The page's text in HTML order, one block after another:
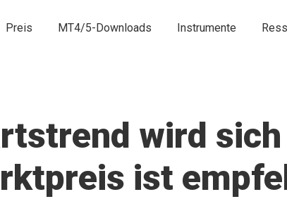
Preis MT4/5-Downloads Instrumente
wird
ist